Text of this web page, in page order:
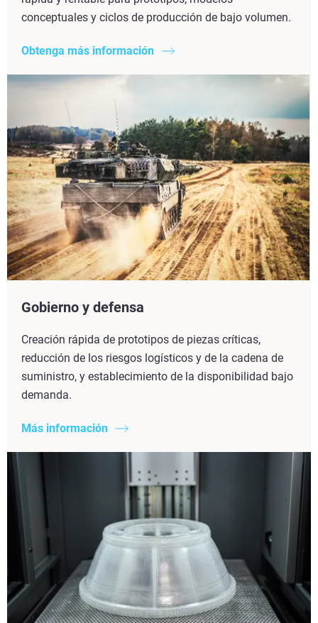
conceptuales y ciclos de producción de bajo volumen.
Obtenga más información
Gobierno y defensa
Creación rápida de prototipos de piezas críticas,
reducción de los riesgos logísticos y de la cadena de
suministro, y establecimiento de la disponibilidad bajo
demanda.
Más información